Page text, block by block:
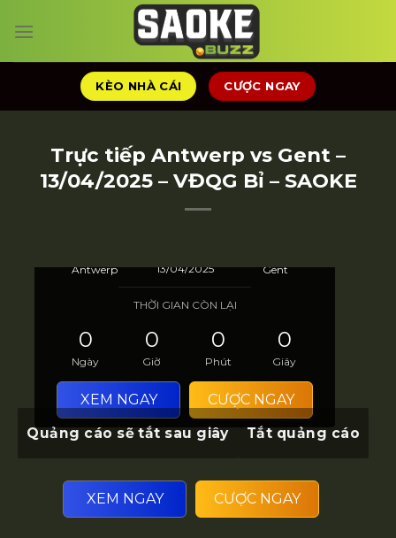
đến
KÈO NHÀ CÁI CƯỢC NGAY
Trực tiếp Antwerp vs Gent –
13/04/2025 – VĐQG Bỉ – SAOKE
Antwerp 13/04/2025 Gent
THỜI GIAN CÒN LẠI
0
Ngày
0
Giờ
0
Phút
0
Giây
XEM NGAY CƯỢC NGAY
Quảng cáo sẽ tắt sau giây Tắt quảng cáo
XEM NGAY CƯỢC NGAY